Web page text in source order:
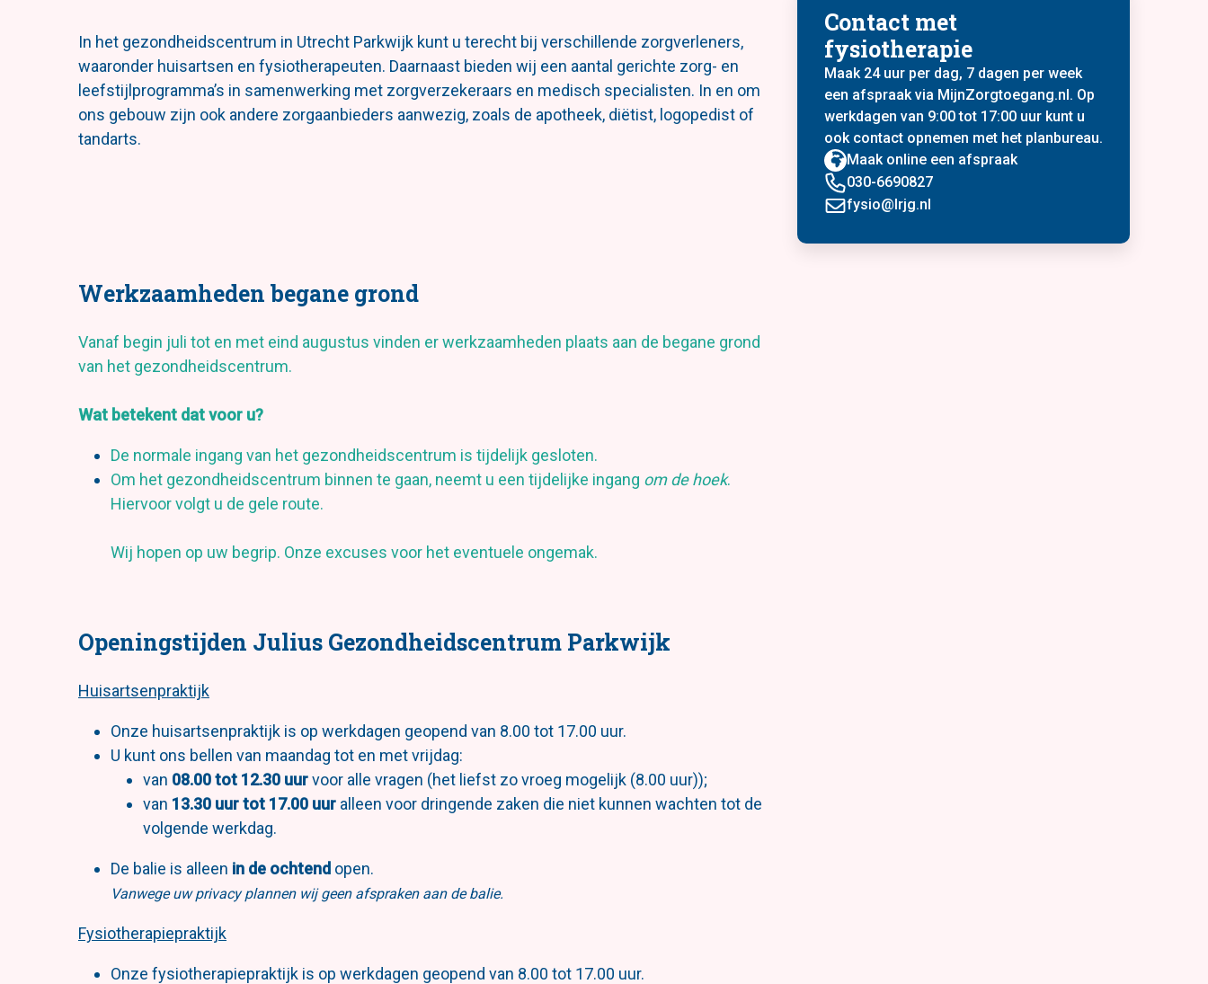
In het gezondheidscentrum in Utrecht Parkwijk kunt u terecht bij verschillende zorgverleners,
waaronder huisartsen en fysiotherapeuten. Daarnaast bieden wij een aantal gerichte zorg- en
leefstijlprogramma’s in samenwerking met zorgverzekeraars en medisch specialisten. In en om
ons gebouw zijn ook andere zorgaanbieders aanwezig, zoals de apotheek, diëtist, logopedist of
tandarts.
Werkzaamheden begane grond
Vanaf begin juli tot en met eind augustus vinden er werkzaamheden plaats aan de begane grond
van het gezondheidscentrum.
Wat betekent dat voor u?
De normale ingang van het gezondheidscentrum is tijdelijk gesloten.
Om het gezondheidscentrum binnen te gaan, neemt u een tijdelijke ingang om de hoek.
Hiervoor volgt u de gele route.
Wij hopen op uw begrip. Onze excuses voor het eventuele ongemak.
Openingstijden Julius Gezondheidscentrum Parkwijk
Huisartsenpraktijk
Onze huisartsenpraktijk is op werkdagen geopend van 8.00 tot 17.00 uur.
U kunt ons bellen van maandag tot en met vrijdag:
van 08.00 tot 12.30 uurvoor alle vragen (het liefst zo vroeg mogelijk (8.00 uur));
van 13.30 uur tot 17.00 uur alleen voor dringende zaken die niet kunnen wachten tot de
volgende werkdag.
De balie is alleen in de ochtend open.
Vanwege uw privacy plannen wij geen afspraken aan de balie.
Fysiotherapiepraktijk
Onze fysiotherapiepraktijk is op werkdagen geopend van 8.00 tot 17.00 uur.
Contact met
fysiotherapie
Maak 24 uur per dag, 7 dagen per week
een afspraak via MijnZorgtoegang.nl. Op
werkdagen van 9:00 tot 17:00 uur kunt u
ook contact opnemen met het planbureau.
Maak online een afspraak
030-6690827
fysio@lrjg.nl